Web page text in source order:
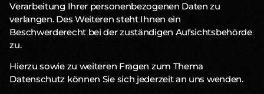
Verarbeitung Ihrer personenbezogenen Daten zu
verlangen. Des Weiteren steht Ihnen ein
Beschwerderecht bei der zuständigen Aufsichtsbehörde
zu.
Hierzu sowie zu weiteren Fragen zum Thema
Datenschutz können Sie sich jederzeit an uns wenden.